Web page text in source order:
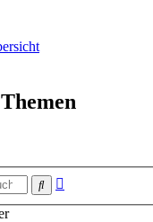
Suche